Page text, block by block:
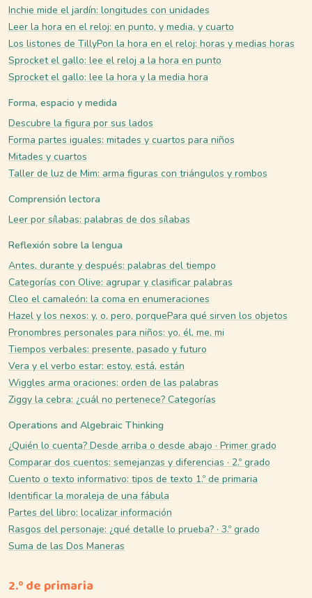
Inchie mide el jardín: longitudes con unidades
Leer la hora en el reloj: en punto, y media, y cuarto
Los listones de TillyPon la hora en el reloj: horas y medias horas
Sprocket el gallo: lee el reloj a la hora en punto
Sprocket el gallo: lee la hora y la media hora
Forma, espacio y medida
Descubre la figura por sus lados
Forma partes iguales: mitades y cuartos para niños
Mitades y cuartos
Taller de luz de Mim: arma figuras con triángulos y rombos
Comprensión lectora
Leer por sílabas: palabras de dos sílabas
Reflexión sobre la lengua
Antes, durante y después: palabras del tiempo
Categorías con Olive: agrupar y clasificar palabras
Cleo el camaleón: la coma en enumeraciones
Hazel y los nexos: y, o, pero, porquePara qué sirven los objetos
Pronombres personales para niños: yo, él, me, mi
Tiempos verbales: presente, pasado y futuro
Vera y el verbo estar: estoy, está, están
Wiggles arma oraciones: orden de las palabras
Ziggy la cebra: ¿cuál no pertenece? Categorías
Operations and Algebraic Thinking
¿Quién lo cuenta? Desde arriba o desde abajo · Primer grado
Comparar dos cuentos: semejanzas y diferencias · 2.º grado
Cuento o texto informativo: tipos de texto 1.º de primaria
Identificar la moraleja de una fábula
Partes del libro: localizar información
Rasgos del personaje: ¿qué detalle lo prueba? · 3.º grado
Suma de las Dos Maneras
2.º de primaria